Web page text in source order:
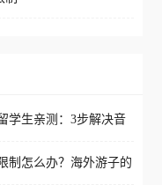
留学、定居等，都
困扰。
器，即可解决「海
」的问题，无论人
学生亲测：3步解决音
制怎么办？海外游子的